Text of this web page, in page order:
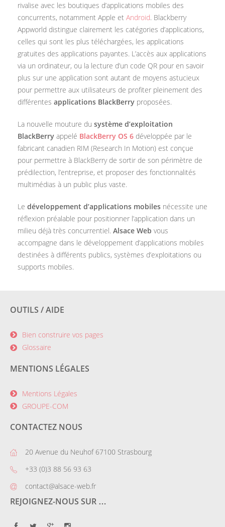
rivalise avec les boutiques d’applications mobiles des
concurrents, notamment Apple et Android. Blackberry
Appworld distingue clairement les catégories d’applications,
celles qui sont les plus téléchargées, les applications
gratuites des applications payantes. L’accès aux applications
via un ordinateur, ou la lecture d’un code QR pour en savoir
plus sur une application sont autant de moyens astucieux
pour permettre aux utilisateurs de profiter pleinement des
différentes applications BlackBerry proposées.
La nouvelle mouture du système d’exploitation
BlackBerry appelé BlackBerry OS 6 développée par le
fabricant canadien RIM (Research In Motion) est conçue
pour permettre à BlackBerry de sortir de son périmètre de
prédilection, l’entreprise, et proposer des fonctionnalités
multimédias à un public plus vaste.
Le développement d’applications mobiles nécessite une
réflexion préalable pour positionner l’application dans un
milieu déjà très concurrentiel. Alsace Web vous
accompagne dans le développement d’applications mobiles
destinées à différents publics, systèmes d’exploitations ou
supports mobiles.
OUTILS / AIDE
Bien construire vos pages
Glossaire
MENTIONS LÉGALES
Mentions Légales
GROUPE-COM
CONTACTEZ NOUS
20 Avenue du Neuhof 67100 Strasbourg
+33 (0)3 88 56 93 63
contact@alsace-web.fr
REJOIGNEZ-NOUS SUR …